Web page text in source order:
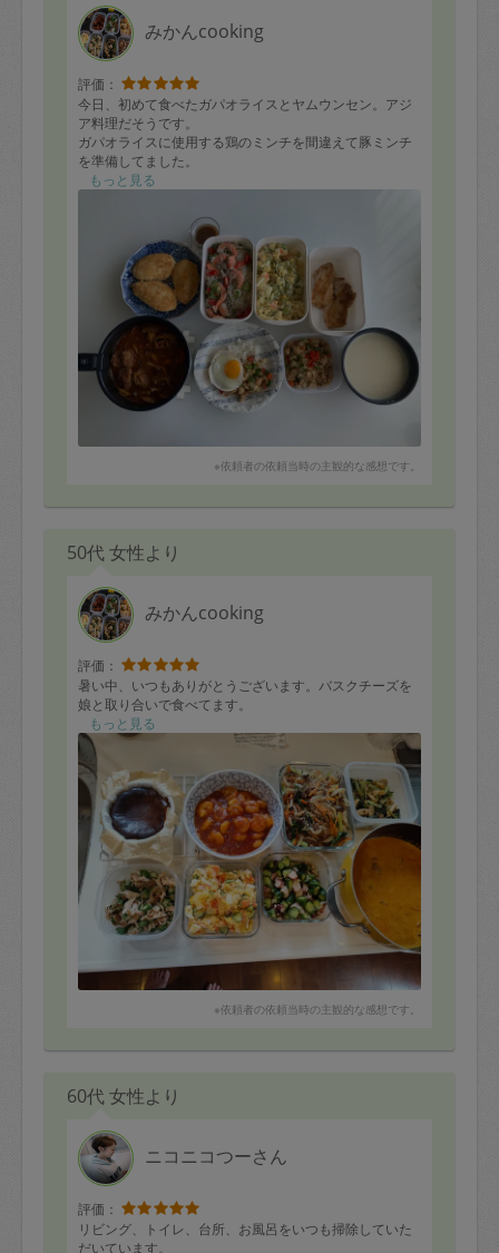
みかんcooking
評価：
今日、初めて食べたガパオライスとヤムウンセン。アジ
ア料理だそうです。
ガパオライスに使用する鶏のミンチを間違えて豚ミンチ
を準備してました。
急遽、冷凍庫にあった鶏もも肉を代用して作ってくださ
す。ガパオライスは好みの味で、夜ご飯にも食べまし
次回もよろしくお願いします。
もっと見る
※依頼者の依頼当時の主観的な感想です。
50代 女性より
みかんcooking
評価：
暑い中、いつもありがとうございます。バスクチーズを
娘と取り合いで食べてます。
もっと見る
※依頼者の依頼当時の主観的な感想です。
60代 女性より
ニコニコつーさん
評価：
リビング、トイレ、台所、お風呂をいつも掃除していた
だいています。